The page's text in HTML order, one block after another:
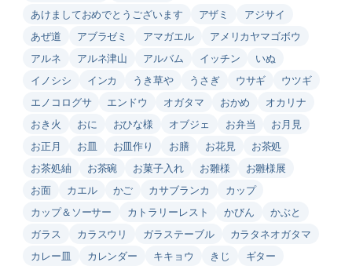
あけましておめでとうございます
アザミ
アジサイ
あぜ道
アブラゼミ アマガエル
アメリカヤマゴボウ
アルネ
アルネ津山 アルバム イッチン
いぬ
イノシシ
インカ うき草や うさぎ ウサギ
ウツギ
エノコログサ
エンドウ オガタマ おかめ
オカリナ
おき火
おに おひな様 オブジェ お弁当
お月見
お正月
お皿 お皿作り お膳 お花見
お茶処
お茶処紬
お茶碗 お菓子入れ お雛様
お雛様展
お面
カエル かご カサブランカ
カップ
カップ＆ソーサー
カトラリーレスト かびん
かぶと
ガラス
カラスウリ ガラステーブル
カラタネオガタマ
カレー皿
カレンダー キキョウ きじ
ギター